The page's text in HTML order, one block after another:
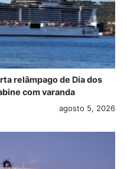
relâmpago de Dia dos
com varanda
agosto 5, 2026